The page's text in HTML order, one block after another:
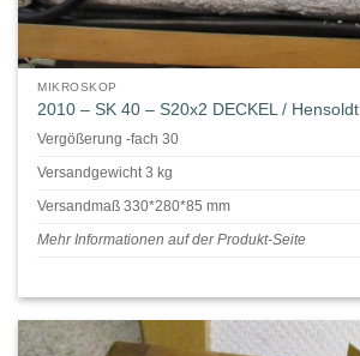
MIKROSKOP
2010 – SK 40 – S20x2 DECKEL / Hensoldt
Vergößerung -fach 30
Versandgewicht 3 kg
Versandmaß 330*280*85 mm
Mehr Informationen auf der Produkt-Seite